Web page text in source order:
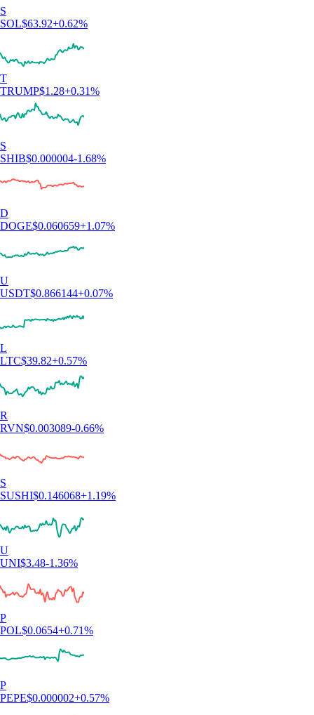
S
SOL$63.92+0.62%
T
TRUMP$1.28+0.31%
S
SHIB$0.000004-1.68%
D
DOGE$0.060659+1.07%
U
USDT$0.866144+0.07%
L
LTC$39.82+0.57%
R
RVN$0.003089-0.66%
S
SUSHI$0.146068+1.19%
U
UNI$3.48-1.36%
P
POL$0.0654+0.71%
P
PEPE$0.000002+0.57%